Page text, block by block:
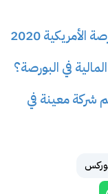
2020
في البورصة؟
شركة معينة في